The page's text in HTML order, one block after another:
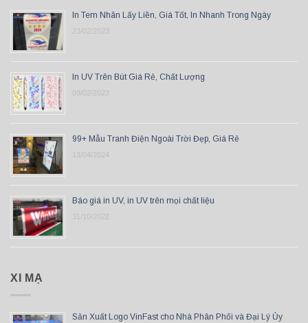
In Tem Nhãn Lấy Liền, Giá Tốt, In Nhanh Trong Ngày
23/02/2023
In UV Trên Bút Giá Rẻ, Chất Lượng
09/02/2023
99+ Mẫu Tranh Điện Ngoài Trời Đẹp, Giá Rẻ
13/04/2024
Báo giá in UV, in UV trên mọi chất liệu
31/10/2022
XI MẠ
Sản Xuất Logo VinFast cho Nhà Phân Phối và Đại Lý Ủy